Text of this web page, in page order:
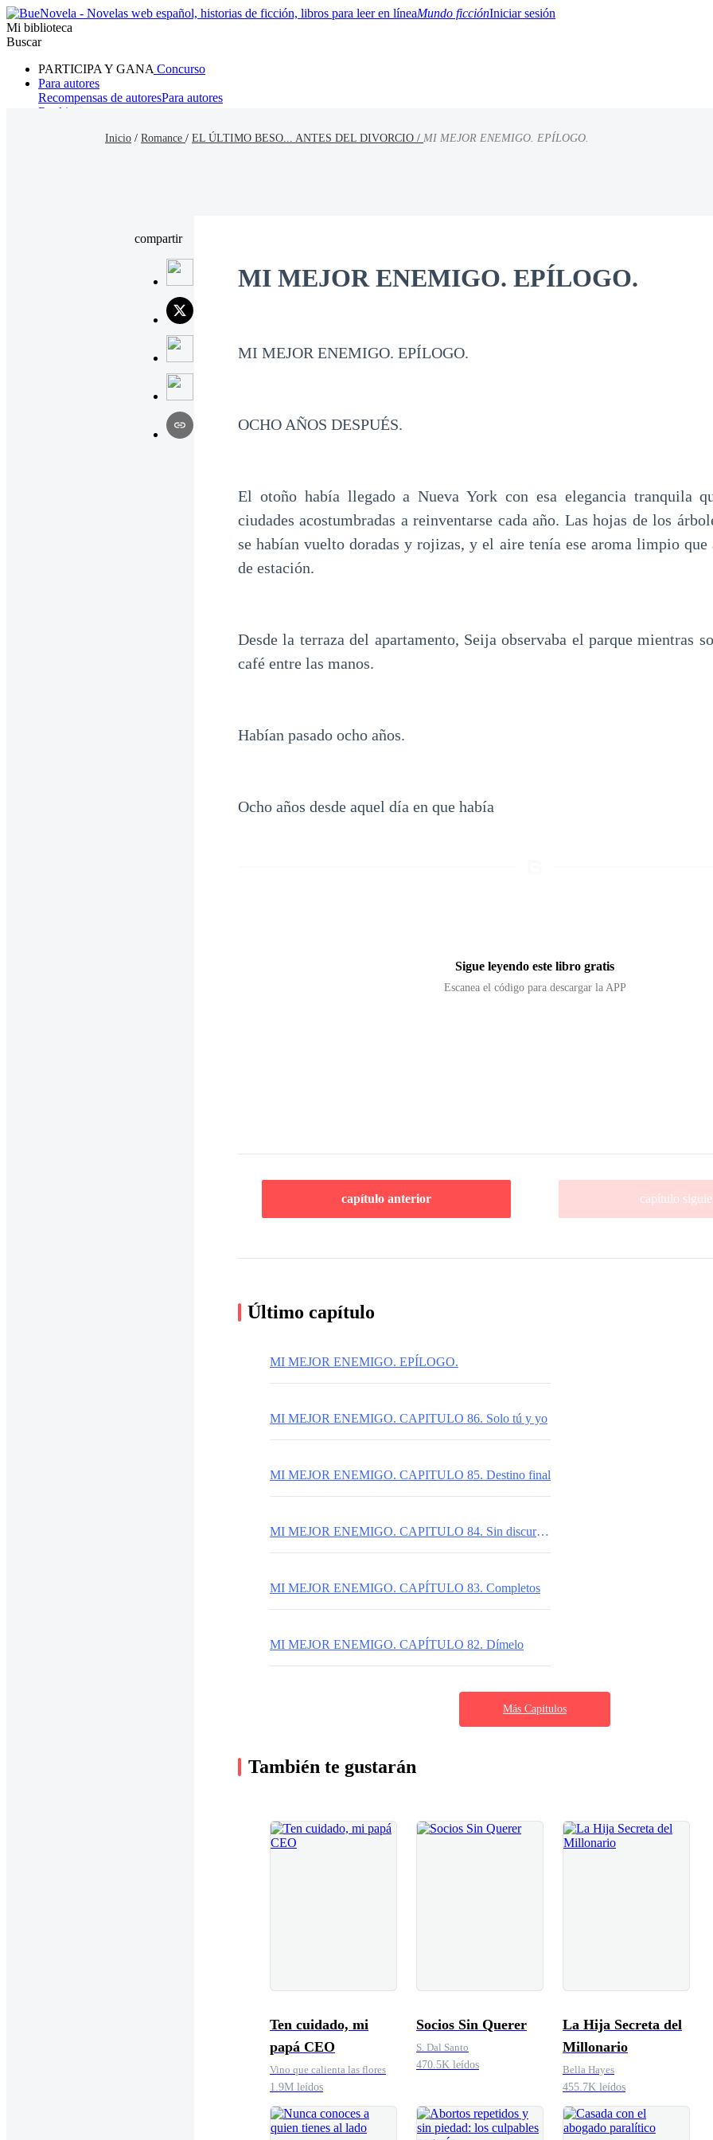
Mundo ficciónIniciar sesión
Mi biblioteca
Buscar
PARTICIPA Y GANA Concurso
Para autores
Recompensas de autoresPara autores
Ranking
Inicio / Romance / EL ÚLTIMO BESO... ANTES DEL DIVORCIO / MI MEJOR ENEMIGO. EPÍLOGO.
compartir
MI MEJOR ENEMIGO. EPÍLOGO.
MI MEJOR ENEMIGO. EPÍLOGO.
OCHO AÑOS DESPUÉS.
El otoño había llegado a Nueva York con esa elegancia tranquila
ciudades acostumbradas a reinventarse cada año. Las hojas de los
se habían vuelto doradas y rojizas, y el aire tenía ese aroma limpio
de estación.
Desde la terraza del apartamento, Seija observaba el parque mientras
café entre las manos.
Habían pasado ocho años.
Ocho años desde aquel día en que había
Sigue leyendo este libro gratis
Escanea el código para descargar la APP
capítulo anterior capítulo
Último capítulo
MI MEJOR ENEMIGO. EPÍLOGO.
MI MEJOR ENEMIGO. CAPITULO 86. Solo tú y yo
MI MEJOR ENEMIGO. CAPITULO 85. Destino final
MI MEJOR ENEMIGO. CAPITULO 84. Sin discursos profundos
MI MEJOR ENEMIGO. CAPÍTULO 83. Completos
MI MEJOR ENEMIGO. CAPÍTULO 82. Dímelo
Más Capítulos
También te gustarán
Ten cuidado, mi
papá CEO
Vino que calienta las flores
1.9M leídos
Socios Sin Querer
S. Dal Santo
470.5K leídos
La Hija Secreta del
Millonario
Bella Hayes
455.7K leídos